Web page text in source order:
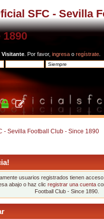
SFC - Sevilla
1890
Visitante . Por favor, ingresa o regístrate
- Sevilla Football Club - Since 1890
usuarios registrados tienen
abajo o haz clic registrar una cuenta
Football Club - Since 1890.